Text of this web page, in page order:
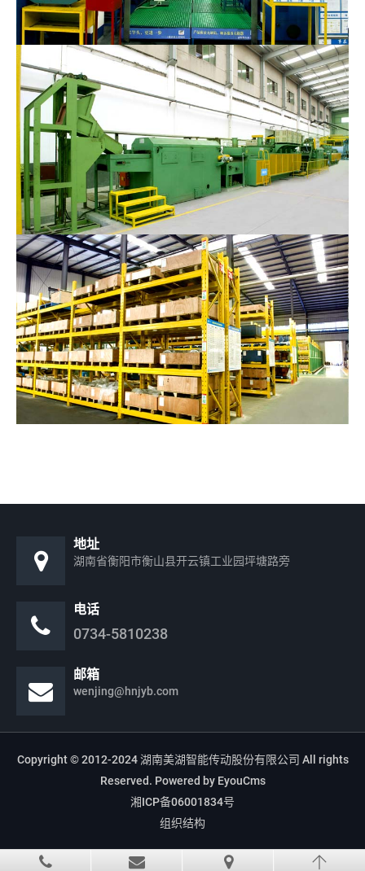
地址
湖南省衡阳市衡山县开云镇工业园坪塘路旁
电话
0734-5810238
邮箱
wenjing@hnjyb.com
Copyright © 2012-2024 湖南美湖智能传动股份有限公司 All rights
Reserved. Powered by EyouCms
湘ICP备06001834号
组织结构